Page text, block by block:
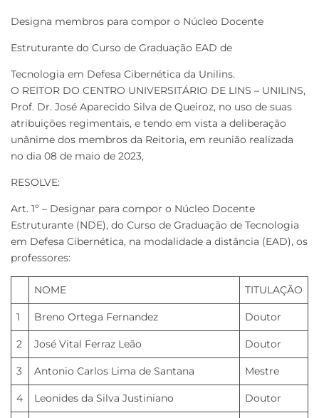
Designa membros para compor o Núcleo Docente
Estruturante do Curso de Graduação EAD de
Tecnologia em Defesa Cibernética da Unilins.
O REITOR DO CENTRO UNIVERSITÁRIO DE LINS – UNILINS,
Prof. Dr. José Aparecido Silva de Queiroz, no uso de suas
atribuições regimentais, e tendo em vista a deliberação
unânime dos membros da Reitoria, em reunião realizada
no dia 08 de maio de 2023,
RESOLVE:
Art. 1º – Designar para compor o Núcleo Docente
Estruturante (NDE), do Curso de Graduação de Tecnologia
em Defesa Cibernética, na modalidade a distância (EAD), os
professores:
NOME TITULAÇÃO
1 Breno Ortega Fernandez Doutor
2 José Vital Ferraz Leão Doutor
3 Antonio Carlos Lima de Santana Mestre
4 Leonides da Silva Justiniano Doutor